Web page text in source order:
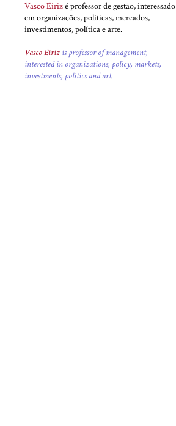
Vasco Eirizé professor de gestão, interessado
em organizações, políticas, mercados,
investimentos, política e arte.
Vasco Eiriz is professor of management,
interested in organizations, policy, markets,
investments, politics and art.